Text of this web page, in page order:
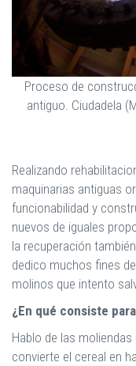
Proceso de
antiguo. Ciudadela
Realizando
maquinarias antiguas
funcionabilidad y
nuevos de iguales
la recuperación
dedico muchos fines
molinos que intento
¿En qué consiste
Hablo de las
convierte el cereal en